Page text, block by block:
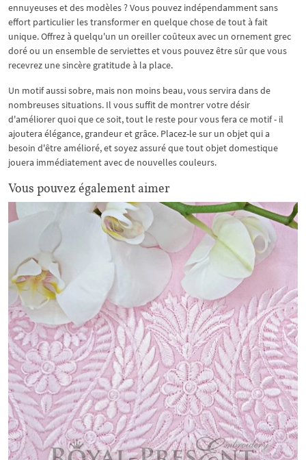
ennuyeuses et des modèles ? Vous pouvez indépendamment sans
effort particulier les transformer en quelque chose de tout à fait
unique. Offrez à quelqu'un un oreiller coûteux avec un ornement grec
doré ou un ensemble de serviettes et vous pouvez être sûr que vous
recevrez une sincère gratitude à la place.
Un motif aussi sobre, mais non moins beau, vous servira dans de
nombreuses situations. Il vous suffit de montrer votre désir
d'améliorer quoi que ce soit, tout le reste pour vous fera ce motif - il
ajoutera élégance, grandeur et grâce. Placez-le sur un objet qui a
besoin d'être amélioré, et soyez assuré que tout objet domestique
jouera immédiatement avec de nouvelles couleurs.
Vous pouvez également aimer